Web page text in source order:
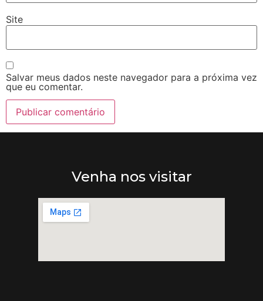
Site
Salvar meus dados neste navegador para a próxima vez
que eu comentar.
Venha nos visitar